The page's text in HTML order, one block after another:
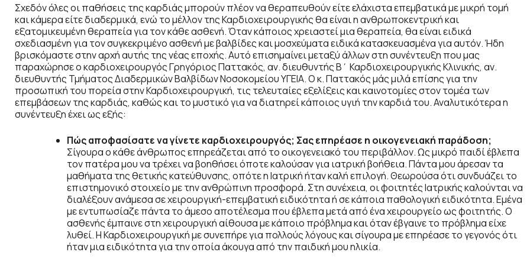
Σχεδόν όλες οι παθήσεις της καρδιάς μπορούν πλέον να θεραπευθούν είτε ελάχιστα επεμβατικά με μικρή τομή
και κάμερα είτε διαδερμικά, ενώ το μέλλον της Καρδιοχειρουργικής θα είναι η ανθρωποκεντρική και
εξατομικευμένη θεραπεία για τον κάθε ασθενή. Όταν κάποιος χρειαστεί μια θεραπεία, θα είναι ειδικά
σχεδιασμένη για τον συγκεκριμένο ασθενή με βαλβίδες και μοσχεύματα ειδικά κατασκευασμένα για αυτόν. Ήδη
βρισκόμαστε στην αρχή αυτής της νέας εποχής. Αυτό επισημαίνει μεταξύ άλλων στη συνέντευξη που μας
παραχώρησε ο καρδιοχειρουργός Γρηγόριος Παττακός, αν. διευθυντής Β΄ Καρδιοχειρουργικής Κλινικής, αν.
διευθυντής Τμήματος Διαδερμικών Βαλβίδων Νοσοκομείου ΥΓΕΙΑ. Ο κ. Παττακός μάς μιλά επίσης για την
προσωπική του πορεία στην Καρδιοχειρουργική, τις τελευταίες εξελίξεις και καινοτομίες στον τομέα των
επεμβάσεων της καρδιάς, καθώς και το μυστικό για να διατηρεί κάποιος υγιή την καρδιά του. Αναλυτικότερα η
συνέντευξη έχει ως εξής:
Πώς αποφασίσατε να γίνετε καρδιοχειρουργός; Σας επηρέασε η οικογενειακή παράδοση;
Σίγουρα ο κάθε άνθρωπος επηρεάζεται από το οικογενειακό του περιβάλλον. Ως μικρό παιδί έβλεπα
τον πατέρα μου να τρέχει να βοηθήσει όποτε καλούσαν για ιατρική βοήθεια. Πάντα μου άρεσαν τα
μαθήματα της θετικής κατεύθυνσης, οπότε η Ιατρική ήταν καλή επιλογή. Θεωρούσα ότι συνδυάζει το
επιστημονικό στοιχείο με την ανθρώπινη προσφορά. Στη συνέχεια, οι φοιτητές Ιατρικής καλούνται να
διαλέξουν ανάμεσα σε χειρουργική-επεμβατική ειδικότητα ή σε κάποια παθολογική ειδικότητα. Εμένα
με εντυπωσίαζε πάντα το άμεσο αποτέλεσμα που έβλεπα μετά από ένα χειρουργείο ως φοιτητής. Ο
ασθενής έμπαινε στη χειρουργική αίθουσα με κάποιο πρόβλημα και όταν έβγαινε το πρόβλημα είχε
λυθεί. Η Καρδιοχειρουργική με συνεπήρε για πολλούς λόγους και σίγουρα με επηρέασε το γεγονός ότι
ήταν μια ειδικότητα για την οποία άκουγα από την παιδική μου ηλικία.